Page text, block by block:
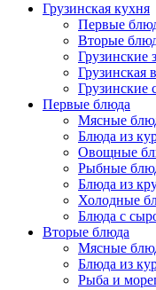
Грузинская кухня
Первые
Вторые
Грузинские
Грузинская
Грузинские
Первые блюда
Мясные
Блюда из
Овощные
Рыбные
Блюда из
Холодные
Блюда с
Вторые блюда
Мясные
Блюда из
Рыба и